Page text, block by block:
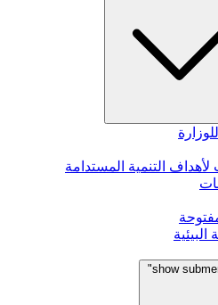
لأهداف التنمية المستدامة
البيئية
show